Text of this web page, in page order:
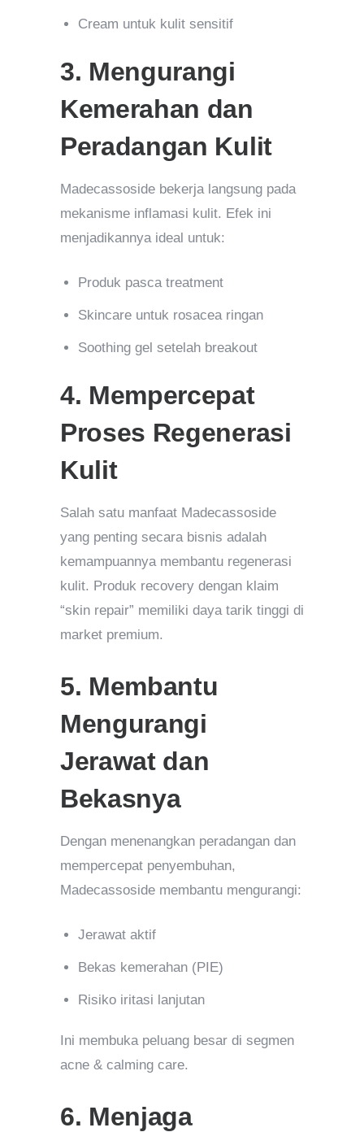
Cream untuk kulit sensitif
3. Mengurangi
Kemerahan dan
Peradangan Kulit
Madecassoside bekerja langsung pada
mekanisme inflamasi kulit. Efek ini
menjadikannya ideal untuk:
Produk pasca treatment
Skincare untuk rosacea ringan
Soothing gel setelah breakout
4. Mempercepat
Proses Regenerasi
Kulit
Salah satu manfaat Madecassoside
yang penting secara bisnis adalah
kemampuannya membantu regenerasi
kulit. Produk recovery dengan klaim
“skin repair” memiliki daya tarik tinggi di
market premium.
5. Membantu
Mengurangi
Jerawat dan
Bekasnya
Dengan menenangkan peradangan dan
mempercepat penyembuhan,
Madecassoside membantu mengurangi:
Jerawat aktif
Bekas kemerahan (PIE)
Risiko iritasi lanjutan
Ini membuka peluang besar di segmen
acne & calming care.
6. Menjaga